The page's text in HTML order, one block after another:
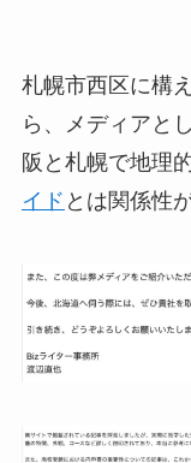
札幌市西区に構
ら、メディアと
阪と札幌で地理
イド とは関係性